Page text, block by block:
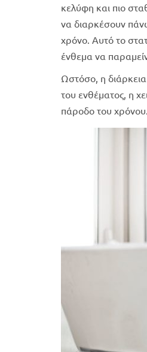
κελύφη και πιο
να διαρκέσουν
χρόνο. Αυτό το
ένθεμα να
Ωστόσο, η
του ενθέματος, η
πάροδο του χρόνου.